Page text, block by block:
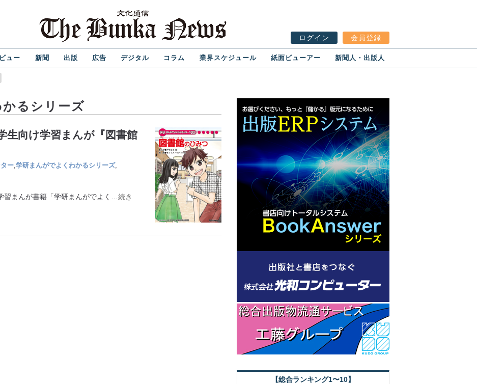
ログイン 会員登録
ュー 新聞 出版 広告 デジタル コラム 業界スケジュール 紙面ビューアー 新聞人・出版人
るシリーズ
向け学習まんが『図書館
ー,学研まんがでよくわかるシリーズ,
まんが書籍「学研まんがでよく …続き
【総合ランキング1〜10】